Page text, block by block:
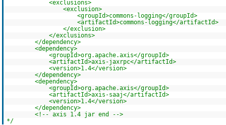
<exclusions>
<exclusion>
<groupId>commons-logging</groupId>
<artifactId>commons-logging</artifactId>
</exclusion>
</exclusions>
</dependency>
<dependency>
<groupId>org.apache.axis</groupId>
<artifactId>axis-jaxrpc</artifactId>
<version>1.4</version>
</dependency>
<dependency>
<groupId>org.apache.axis</groupId>
<artifactId>axis-saaj</artifactId>
<version>1.4</version>
</dependency>
<!-- axis 1.4 jar end -->
*/